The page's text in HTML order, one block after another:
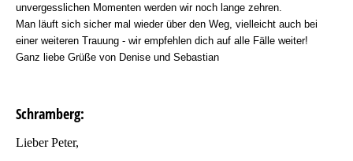
unvergesslichen Momenten werden wir noch lange zehren.
Man läuft sich sicher mal wieder über den Weg, vielleicht auch bei
einer weiteren Trauung - wir empfehlen dich auf alle Fälle weiter!
Ganz liebe Grüße von Denise und Sebastian
Schramberg:
Lieber Peter,